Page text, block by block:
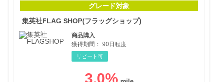
グレード対象
集英社FLAG SHOP(フラッグショップ)
商品購入
獲得期間： 90日程度
リピート可
3.0%